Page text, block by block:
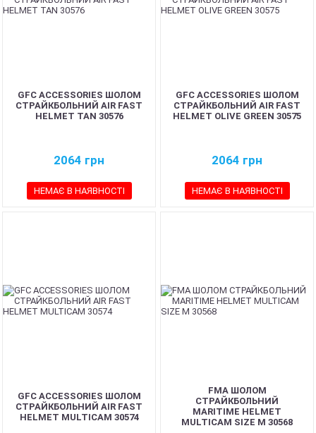
GFC ACCESSORIES ШОЛОМ
СТРАЙКБОЛЬНИЙ AIR FAST
HELMET TAN 30576
2064 грн
НЕМАЄ В НАЯВНОСТІ
GFC ACCESSORIES ШОЛОМ
СТРАЙКБОЛЬНИЙ AIR FAST
HELMET OLIVE GREEN 30575
2064 грн
НЕМАЄ В НАЯВНОСТІ
GFC ACCESSORIES ШОЛОМ
СТРАЙКБОЛЬНИЙ AIR FAST
HELMET MULTICAM 30574
FMA ШОЛОМ
СТРАЙКБОЛЬНИЙ
MARITIME HELMET
MULTICAM SIZE M 30568